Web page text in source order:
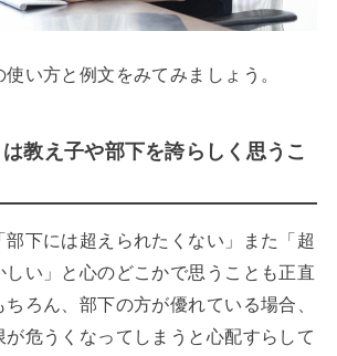
使い方と例文をみてみましょう。
は教え子や部下を誇らしく思うこ
部下には超えられたくない」また「超
しい」と心のどこかで思うことも正直
ろん、部下の方が優れている場合、
が危うくなってしまうと心配すらして